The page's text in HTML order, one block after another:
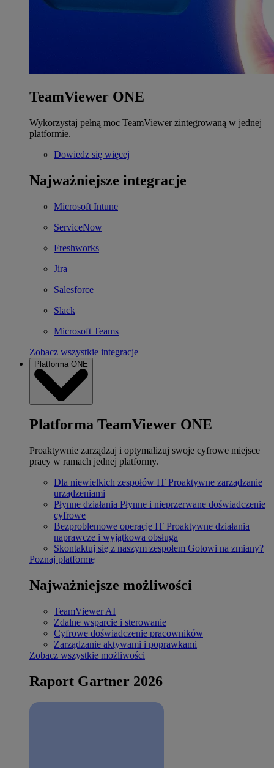
TeamViewer ONE
Wykorzystaj pełną moc TeamViewer zintegrowaną w jednej
platformie.
Dowiedz się więcej
Najważniejsze integracje
Microsoft Intune
ServiceNow
Freshworks
Jira
Salesforce
Slack
Microsoft Teams
Zobacz wszystkie integracje
Platforma ONE
Platforma TeamViewer ONE
Proaktywnie zarządzaj i optymalizuj swoje cyfrowe miejsce
pracy w ramach jednej platformy.
Dla niewielkich zespołów IT Proaktywne zarządzanie
urządzeniami
Płynne działania Płynne i nieprzerwane doświadczenie
cyfrowe
Bezproblemowe operacje IT Proaktywne działania
naprawcze i wyjątkowa obsługa
Skontaktuj się z naszym zespołem Gotowi na zmiany?
Poznaj platformę
Najważniejsze możliwości
TeamViewer AI
Zdalne wsparcie i sterowanie
Cyfrowe doświadczenie pracowników
Zarządzanie aktywami i poprawkami
Zobacz wszystkie możliwości
Raport Gartner 2026